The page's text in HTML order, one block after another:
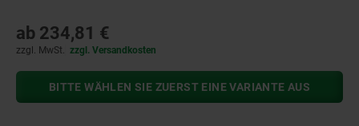
ab 234,81 €
zzgl. MwSt. zzgl. Versandkosten
BITTE WÄHLEN SIE ZUERST EINE VARIANTE AUS